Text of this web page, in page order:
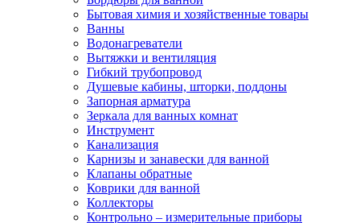
Бытовая химия и хозяйственные товары
Ванны
Водонагреватели
Вытяжки и вентиляция
Гибкий трубопровод
Душевые кабины, шторки, поддоны
Запорная арматура
Зеркала для ванных комнат
Инструмент
Канализация
Карнизы и занавески для ванной
Клапаны обратные
Коврики для ванной
Коллекторы
Контрольно – измерительные приборы